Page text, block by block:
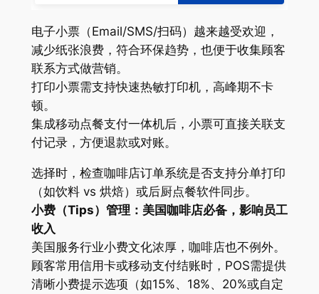
电子小票（Email/SMS/扫码）越来越受欢迎，
减少纸张浪费，符合环保趋势，也便于收集顾客
联系方式做营销。
打印小票需支持快速热敏打印机，高峰期不卡
顿。
集成移动点餐支付一体机后，小票可直接关联支
付记录，方便退款或对账。
选择时，检查咖啡店订单系统是否支持分单打印
（如饮料 vs 烘焙）或后厨点餐软件同步。
小费（Tips）管理：美国咖啡店必备，影响员工
收入
美国服务行业小费文化浓厚，咖啡店也不例外。
顾客常用信用卡或移动支付结账时，POS需提供
清晰小费提示选项（如15%、18%、20%或自定